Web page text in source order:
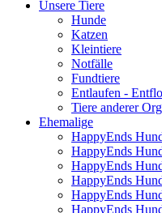
Unsere Tiere
Hunde
Katzen
Kleintiere
Notfälle
Fundtiere
Entlaufen -
Tiere anderer
Ehemalige
HappyEnds
HappyEnds
HappyEnds
HappyEnds
HappyEnds
HappyEnds